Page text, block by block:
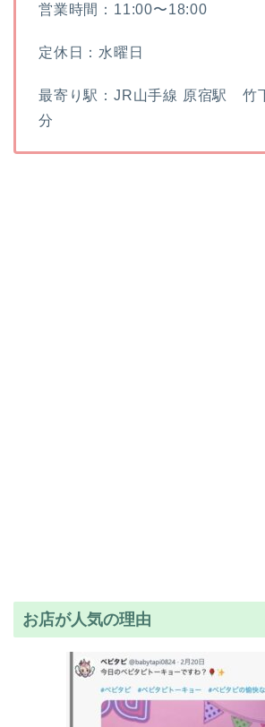
営業時間：11:00〜18:00
定休日：水曜日
最寄り駅：JR山手線 原宿駅 竹
分
お店が人気の理由